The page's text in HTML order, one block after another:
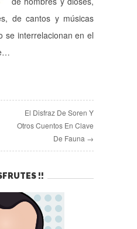
de cantos y músicas
se interrelacionan en el
El Disfraz De Soren Y
Otros Cuentos En Clave
De Fauna →
!!